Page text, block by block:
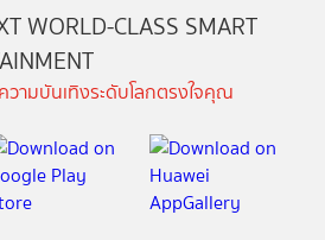
WORLD-CLASS SMART
ามบันเทิงระดับโลกตรงใจคุณ